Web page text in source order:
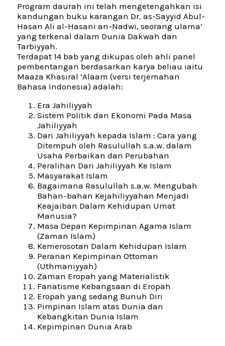
Program daurah ini telah mengetengahkan isi
kandungan buku karangan Dr. as-Sayyid Abul-
Hasan Ali al-Hasani an-Nadwi, seorang ulama’
yang terkenal dalam Dunia Dakwah dan
Tarbiyyah.
Terdapat 14 bab yang dikupas oleh ahli panel
pembentangan berdasarkan karya beliau iaitu
Maaza Khasiral ‘Alaam (versi terjemahan
Bahasa Indonesia) adalah:
Era Jahiliyyah
Sistem Politik dan Ekonomi Pada Masa
Jahiliyyah
Dari Jahiliyyah kepada Islam : Cara yang
Ditempuh oleh Rasulullah s.a.w. dalam
Usaha Perbaikan dan Perubahan
Peralihan Dari Jahiliyyah Ke Islam
Masyarakat Islam
Bagaimana Rasulullah s.a.w. Mengubah
Bahan-bahan Kejahiliyyahan Menjadi
Keajaiban Dalam Kehidupan Umat
Manusia?
Masa Depan Kepimpinan Agama Islam
(Zaman Islam)
Kemerosotan Dalam Kehidupan Islam
Peranan Kepimpinan Ottoman
(Uthmaniyyah)
Zaman Eropah yang Materialistik
Fanatisme Kebangsaan di Eropah
Eropah yang sedang Bunuh Diri
Pimpinan Islam atas Dunia dan
Kebangkitan Dunia Islam
Kepimpinan Dunia Arab